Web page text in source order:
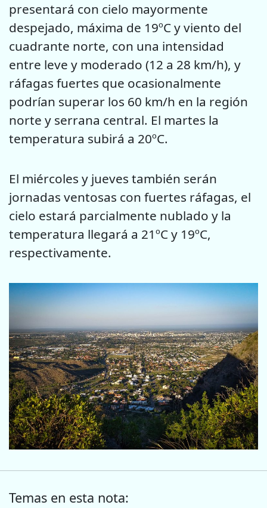
presentará con cielo mayormente
despejado, máxima de 19ºC y viento del
cuadrante norte, con una intensidad
entre leve y moderado (12 a 28 km/h), y
ráfagas fuertes que ocasionalmente
podrían superar los 60 km/h en la región
norte y serrana central. El martes la
temperatura subirá a 20ºC.
El miércoles y jueves también serán
jornadas ventosas con fuertes ráfagas, el
cielo estará parcialmente nublado y la
temperatura llegará a 21ºC y 19ºC,
respectivamente.
Temas en esta nota: